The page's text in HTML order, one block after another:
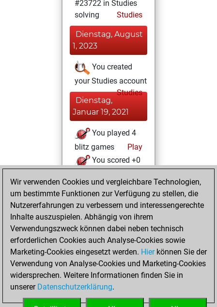
#23722 in Studies
solving
Studies
Dienstag, August
1, 2023
You created
your Studies account
Studies
Dienstag,
Januar 19, 2021
You played 4
blitz games
Play
You scored +0
Sonntag, Januar
17, 2021
You achieved a
BeautyScore of 21
Fritz
You
achieved a new Elo
of 1579
You created
Wir verwenden Cookies und vergleichbare Technologien,
um bestimmte Funktionen zur Verfügung zu stellen, die
Nutzererfahrungen zu verbessern und interessengerechte
Inhalte auszuspielen. Abhängig von ihrem
Verwendungszweck können dabei neben technisch
erforderlichen Cookies auch Analyse-Cookies sowie
Marketing-Cookies eingesetzt werden. Hierkönnen Sie der
Verwendung von Analyse-Cookies und Marketing-Cookies
widersprechen. Weitere Informationen finden Sie in
unserer Datenschutzerklärung.